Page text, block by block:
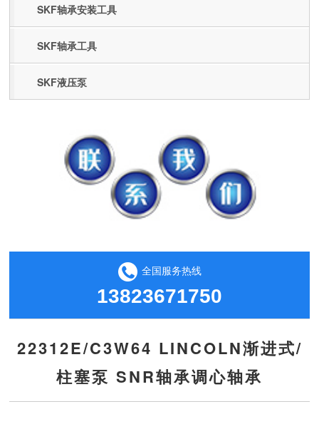
SKF轴承安装工具
SKF轴承工具
SKF液压泵
全国服务热线
13823671750
22312E/C3W64 LINCOLN渐进式/
柱塞泵 SNR轴承调心轴承